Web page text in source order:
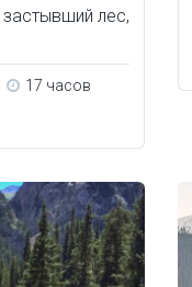
лес,
17 часов